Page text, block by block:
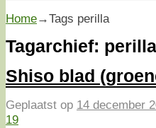
Home→Tags perilla
Tagarchief: perilla
Shiso blad
Geplaatst op 14 december
19